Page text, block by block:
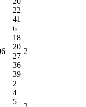
22
41
6
18
20
27
36
39
2
2
4
5